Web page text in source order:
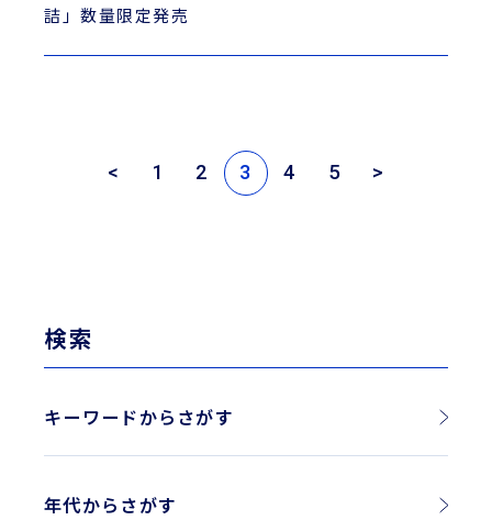
検索
キーワードからさがす
年代からさがす
詰」数量限定発売
< 1 2 3 4 5 >